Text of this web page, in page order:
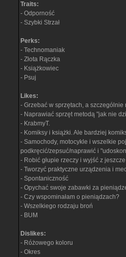
Traits:
- Odporność
- Szybki Strzał
Perks:
- Technomaniak
- Złota Rączka
- Książkowiec
- Psuj
Likes:
- Grzebać w sprzętach, a szczególnie
- Naprawiać sprzęt metodą "jak nie
- KrabmyT.
- Komiksy i książki. Ale bardziej
- Samochody, motocykle i wszelkie
podkręcić/zepsuć/naprawić i
- Robić głupie rzeczy i wyjść z
- Tworzyć praktyczne urządzenia i
- Spontaniczność
- Opychać swoje zabawki za
- Czy wspominałam o pieniądzach?
- Wszelkiego rodzaju broń
- BUM
Dislikes:
- Różowego koloru
- Okres